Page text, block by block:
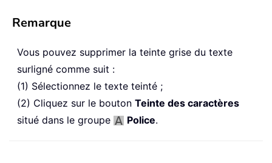
Remarque
Vous pouvez supprimer la teinte grise du texte
surligné comme suit :
(1) Sélectionnez le texte teinté ;
(2) Cliquez sur le bouton Teinte des caractères
situé dans le groupe
Police.